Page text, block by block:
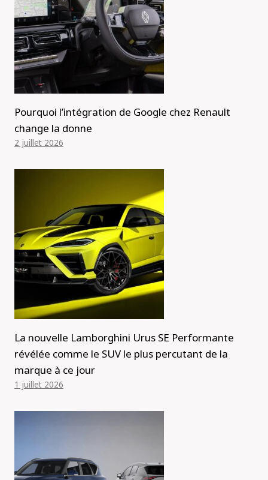
Pourquoi l’intégration de Google chez Renault
change la donne
2 juillet 2026
La nouvelle Lamborghini Urus SE Performante
révélée comme le SUV le plus percutant de la
marque à ce jour
1 juillet 2026